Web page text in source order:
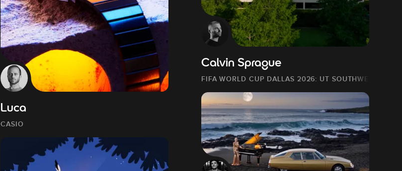
Calvin Sprague
FIFA WORLD CUP DALLAS 2026: UT SOUTHWESTERN
Luca
CASIO